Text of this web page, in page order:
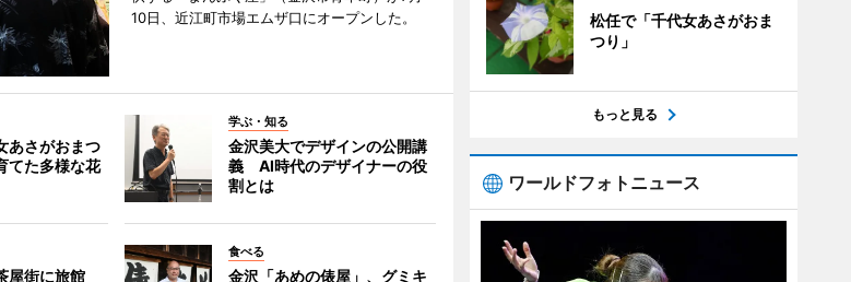
10日、近江町市場エムザ口にオープンした。
あさがおまつ
た多様な花
学ぶ・知る
金沢美大でデザインの公開講
義 AI時代のデザイナーの役
割とは
屋街に旅館
食べる
金沢「あめの俵屋」、グミキ
松任で「千代女あさがおま
つり」
もっと見る
ワールドフォトニュース